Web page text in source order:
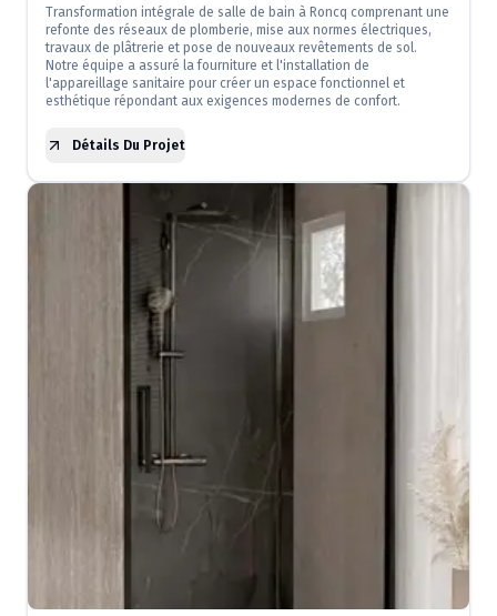
Transformation intégrale de salle de bain à Roncq comprenant une
refonte des réseaux de plomberie, mise aux normes électriques,
travaux de plâtrerie et pose de nouveaux revêtements de sol.
Notre équipe a assuré la fourniture et l'installation de
l'appareillage sanitaire pour créer un espace fonctionnel et
esthétique répondant aux exigences modernes de confort.
Détails Du Projet